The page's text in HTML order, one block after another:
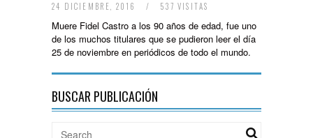
24 DICIEMBRE, 2016 / 537 VISITAS
Muere Fidel Castro a los 90 años de edad, fue uno
de los muchos titulares que se pudieron leer el día
25 de noviembre en periódicos de todo el mundo.
BUSCAR PUBLICACIÓN